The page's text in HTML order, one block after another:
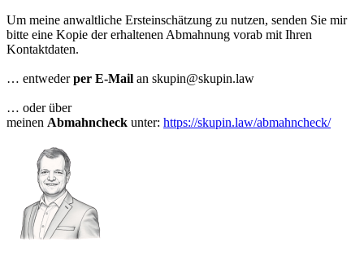
Um meine anwaltliche Ersteinschätzung zu nutzen, senden Sie mir
bitte eine Kopie der erhaltenen Abmahnung vorab mit Ihren
Kontaktdaten.
… entwederper E-Mail an skupin@skupin.law
… oder über
meinen Abmahncheck unter: https://skupin.law/abmahncheck/